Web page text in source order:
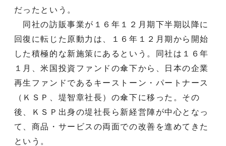
だったという。
同社の訪販事業が１６年１２月期下半期以降に
回復に転じた原動力は、１６年１２月期から開始
した積極的な新施策にあるという。同社は１６年
１月、米国投資ファンドの傘下から、日本の企業
再生ファンドであるキーストーン・パートナース
（ＫＳＰ、堤智章社長）の傘下に移った。その
後、ＫＳＰ出身の堤社長ら新経営陣が中心となっ
て、商品・サービスの両面での改善を進めてきた
という。